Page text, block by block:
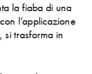
la fiaba di una
l’applicazione
trasforma in